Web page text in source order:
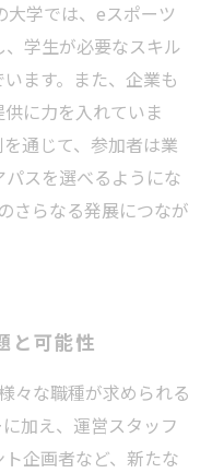
大学では、eスポーツ
学生が必要なスキル
ます。また、企業も
に力を入れていま
通じて、参加者は業
スを選べるようにな
さらなる発展につなが
と可能性
々な職種が求められる
加え、運営スタッフ
企画者など、新たな